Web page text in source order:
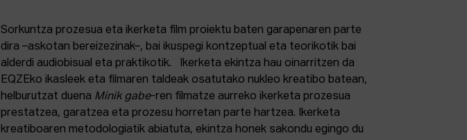
Sorkuntza prozesua eta ikerketa film proiektu baten garapenaren parte
dira –askotan bereizezinak–, bai ikuspegi kontzeptual eta teorikotik bai
alderdi audiobisual eta praktikotik. Ikerketa ekintza hau oinarritzen da
EQZEko ikasleek eta filmaren taldeak osatutako nukleo kreatibo batean,
helburutzat duena Minik gabe-ren filmatze aurreko ikerketa prozesua
prestatzea, garatzea eta prozesu horretan parte hartzea. Ikerketa
kreatiboaren metodologiatik abiatuta, ekintza honek sakondu egingo du